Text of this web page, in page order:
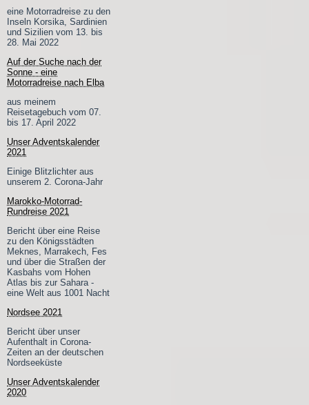
eine Motorradreise zu den
Inseln Korsika, Sardinien
und Sizilien vom 13. bis
28. Mai 2022
Auf der Suche nach der
Sonne - eine
Motorradreise nach Elba
aus meinem
Reisetagebuch vom 07.
bis 17. April 2022
Unser Adventskalender
2021
Einige Blitzlichter aus
unserem 2. Corona-Jahr
Marokko-Motorrad-
Rundreise 2021
Bericht über eine Reise
zu den Königsstädten
Meknes, Marrakech, Fes
und über die Straßen der
Kasbahs vom Hohen
Atlas bis zur Sahara -
eine Welt aus 1001 Nacht
Nordsee 2021
Bericht über unser
Aufenthalt in Corona-
Zeiten an der deutschen
Nordseeküste
Unser Adventskalender
2020